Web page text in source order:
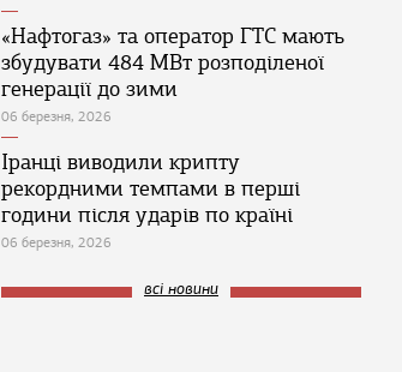
«Нафтогаз» та оператор ГТС мають
збудувати 484 МВт розподіленої
генерації до зими
06 березня, 2026
Іранці виводили крипту
рекордними темпами в перші
години після ударів по країні
06 березня, 2026
всі новини